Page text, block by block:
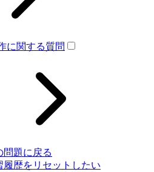
に関する質問
問題に戻る
履歴をリセットしたい